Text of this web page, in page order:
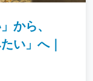
から、
い」へ｜